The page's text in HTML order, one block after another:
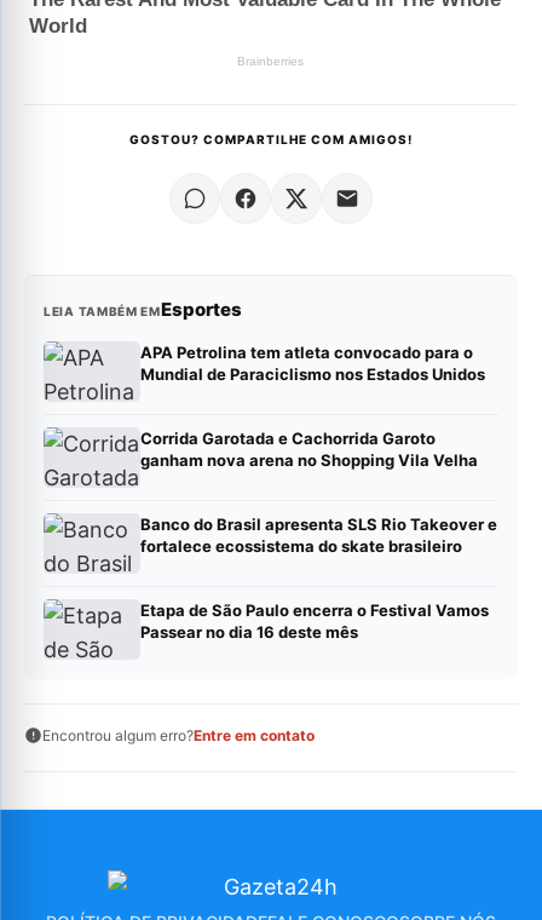
GOSTOU? COMPARTILHE COM AMIGOS!
LEIA TAMBÉM EMEsportes
APA Petrolina tem atleta convocado para o
Mundial de Paraciclismo nos Estados Unidos
Corrida Garotada e Cachorrida Garoto
ganham nova arena no Shopping Vila Velha
Banco do Brasil apresenta SLS Rio Takeover e
fortalece ecossistema do skate brasileiro
Etapa de São Paulo encerra o Festival Vamos
Passear no dia 16 deste mês
Encontrou algum erro?Entre em contato